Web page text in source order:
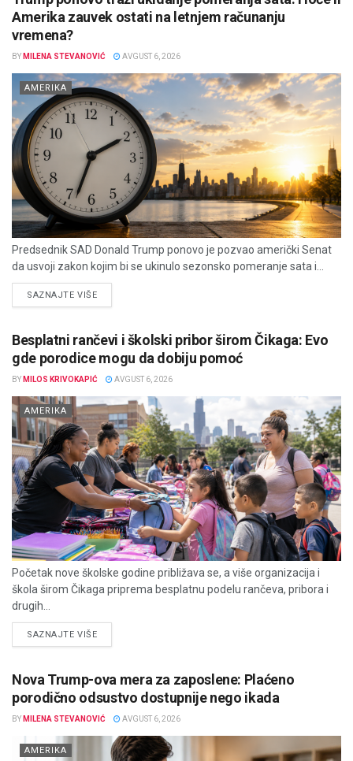
Amerika zauvek ostati na letnjem računanju
vremena?
BY MILENA STEVANOVIĆ AVGUST 6, 2026
AMERIKA
Predsednik SAD Donald Trump ponovo je pozvao američki Senat
da usvoji zakon kojim bi se ukinulo sezonsko pomeranje sata i...
SAZNAJTE VIŠEDETAILS
Besplatni rančevi i školski pribor širom Čikaga: Evo
gde porodice mogu da dobiju pomoć
BY MILOS KRIVOKAPIĆ AVGUST 6, 2026
AMERIKA
Početak nove školske godine približava se, a više organizacija i
škola širom Čikaga priprema besplatnu podelu rančeva, pribora i
drugih...
SAZNAJTE VIŠEDETAILS
Nova Trump-ova mera za zaposlene: Plaćeno
porodično odsustvo dostupnije nego ikada
BY MILENA STEVANOVIĆ AVGUST 6, 2026
AMERIKA